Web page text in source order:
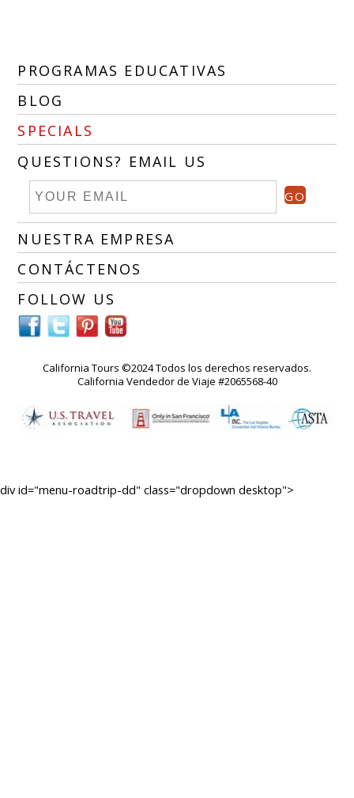
PROGRAMAS EDUCATIVAS
BLOG
SPECIALS
QUESTIONS? EMAIL US
GO
NUESTRA EMPRESA
CONTÁCTENOS
FOLLOW US
California Tours ©2024 Todos los derechos reservados.
California Vendedor de Viaje #2065568-40
div id="menu-roadtrip-dd" class="dropdown desktop">